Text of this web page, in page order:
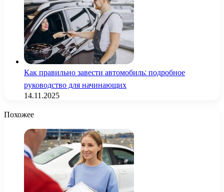
Как правильно завести автомобиль: подробное
руководство для начинающих
14.11.2025
Похожее